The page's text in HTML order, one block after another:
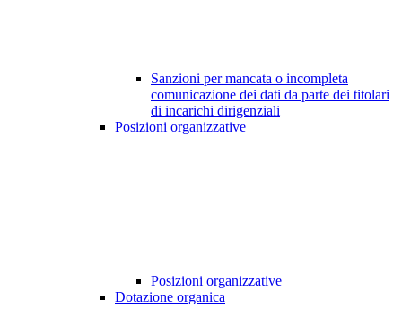
Sanzioni per mancata o incompleta
comunicazione dei dati da parte dei titolari
di incarichi dirigenziali
Posizioni organizzative
Posizioni organizzative
Dotazione organica